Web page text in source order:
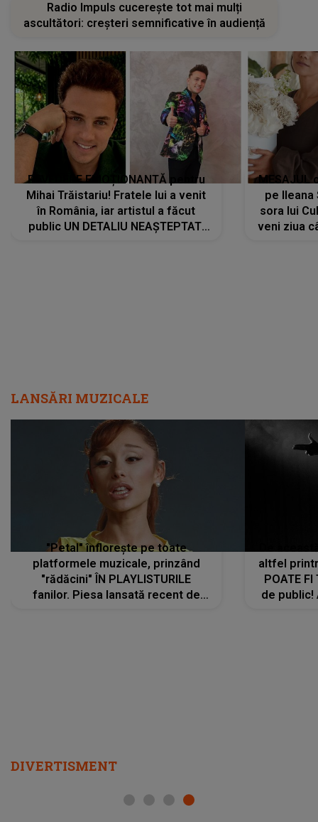
Radio Impuls cucerește tot mai mulți
ascultători: creșteri semnificative în audiență
REVEDERE EMOȚIONANTĂ pentru
Mihai Trăistariu! Fratele lui a venit
în România, iar artistul a făcut
public UN DETALIU NEAȘTEPTAT:
MESAJUL
pe Ileana
sora lui
veni ziua
LANSĂRI MUZICALE
"Petal" înflorește pe toate
platformele muzicale, prinzând
"rădăcini" ÎN PLAYLISTURILE
fanilor. Piesa lansată recent de
altfel
POATE FI
de public!
DIVERTISMENT